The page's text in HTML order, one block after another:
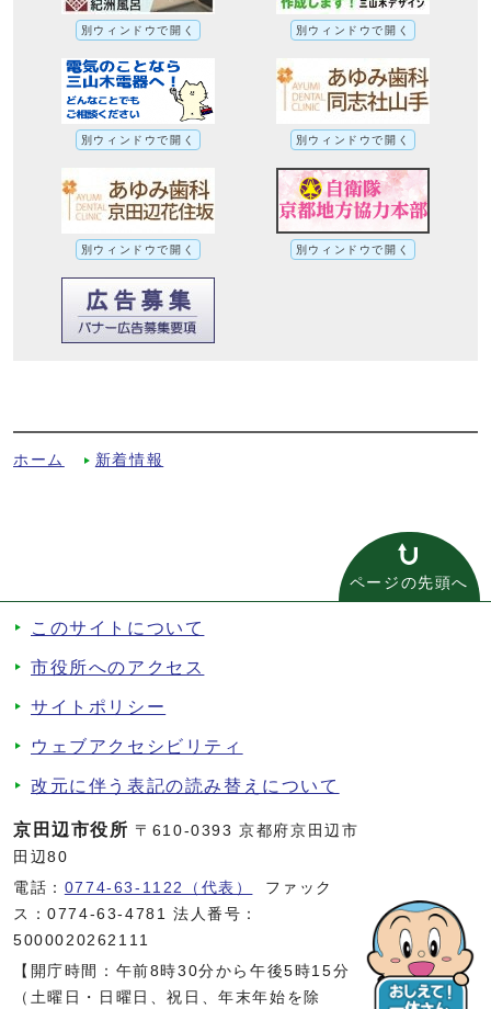
別ウィンドウで開く 別ウィンドウで開く
別ウィンドウで開く 別ウィンドウで開く
別ウィンドウで開く 別ウィンドウで開く
ホーム 新着情報
ページの先頭へ
このサイトについて
市役所へのアクセス
サイトポリシー
ウェブアクセシビリティ
改元に伴う表記の読み替えについて
京田辺市役所 〒610-0393 京都府京田辺市
田辺80
電話： 0774-63-1122（代表）
ファック
ス：0774-63-4781 法人番号：
5000020262111
【開庁時間：午前8時30分から午後5時15分
（土曜日・日曜日、祝日、年末年始を除